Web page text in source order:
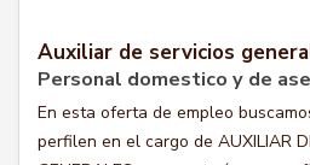
Auxiliar de servicios
Personal domestico y de
En esta oferta de empleo
perfilen en el cargo de AUXILIAR